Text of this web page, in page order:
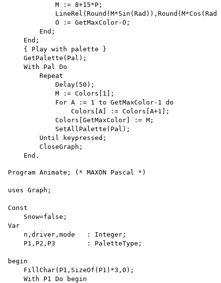
            M := 8+15*P;
            O := GetMaxColor-O;
        End;
    End;
    { Play with palette }
    GetPalette(Pal);
    With Pal Do
        Repeat
            Delay(50);
            M := Colors[1];
            For A := 1 to GetMaxColor-1 do
                Colors[A] := Colors[A+1];
            Colors[GetMaxColor] := M;
            SetAllPalette(Pal);
        Until keypressed;
        CloseGraph;
Program Animate; (* MAXON Pascal *)
uses Graph;
Const
    Snow=false;
Var
    n,driver,mode   : Integer;
    P1,P2,P3        : PaletteType;
begin
    FillChar(P1,SizeOf(P1)*3,0);
    With P1 Do begin